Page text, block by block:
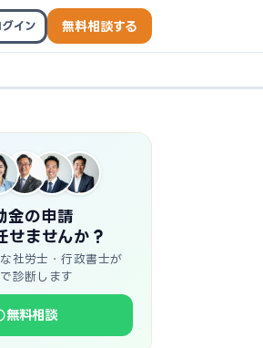
グイン 無料相談する
金の申請
せませんか？
社労士・行政書士が
診断します
無料相談